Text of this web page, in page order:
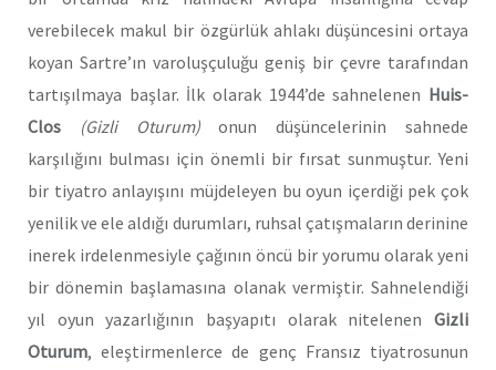
verebilecek makul bir özgürlük ahlakı düşüncesini ortaya
koyan Sartre’ın varoluşçuluğu geniş bir çevre tarafından
tartışılmaya başlar. İlk olarak 1944’de sahnelenen Huis-
Clos
(Gizli Oturum)onun düşüncelerinin sahnede
karşılığını bulması için önemli bir fırsat sunmuştur. Yeni
bir tiyatro anlayışını müjdeleyen bu oyun içerdiği pek çok
yenilik ve ele aldığı durumları, ruhsal çatışmaların derinine
inerek irdelenmesiyle çağının öncü bir yorumu olarak yeni
bir dönemin başlamasına olanak vermiştir. Sahnelendiği
yıl oyun yazarlığının başyapıtı olarak nitelenen Gizli
Oturum, eleştirmenlerce de genç Fransız tiyatrosunun